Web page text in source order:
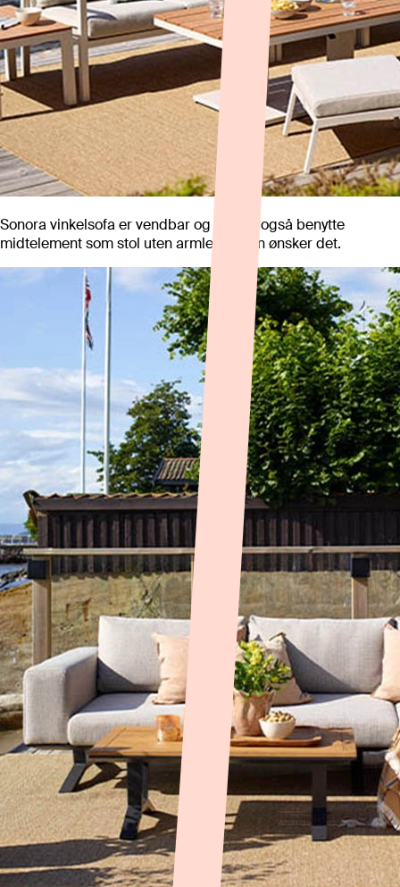
Sonora vinkelsofa er vendbar og en kan også benytte
midtelement som stol uten armlen om en ønsker det.